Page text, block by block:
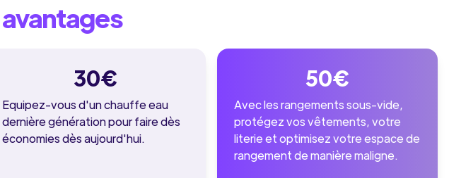
avantages
30€
Equipez-vous d'un chauffe eau
dernière génération pour faire dès
économies dès aujourd'hui.
50€
Avec les rangements sous-vide,
protégez vos vêtements, votre
literie et optimisez votre espace de
rangement de manière maligne.